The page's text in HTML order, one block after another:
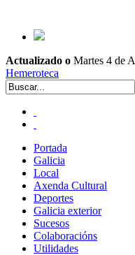
Actualizado o Martes 4 de
Hemeroteca
Portada
Galicia
Local
Axenda Cultural
Deportes
Galicia exterior
Sucesos
Colaboracións
Utilidades